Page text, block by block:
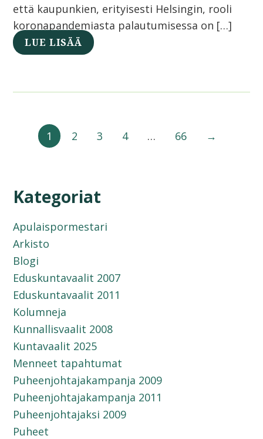
että kaupunkien, erityisesti Helsingin, rooli
koronapandemiasta palautumisessa on […]
LUE LISÄÄ
1 2 3 4 … 66 →
Kategoriat
Apulaispormestari
Arkisto
Blogi
Eduskuntavaalit 2007
Eduskuntavaalit 2011
Kolumneja
Kunnallisvaalit 2008
Kuntavaalit 2025
Menneet tapahtumat
Puheenjohtajakampanja 2009
Puheenjohtajakampanja 2011
Puheenjohtajaksi 2009
Puheet